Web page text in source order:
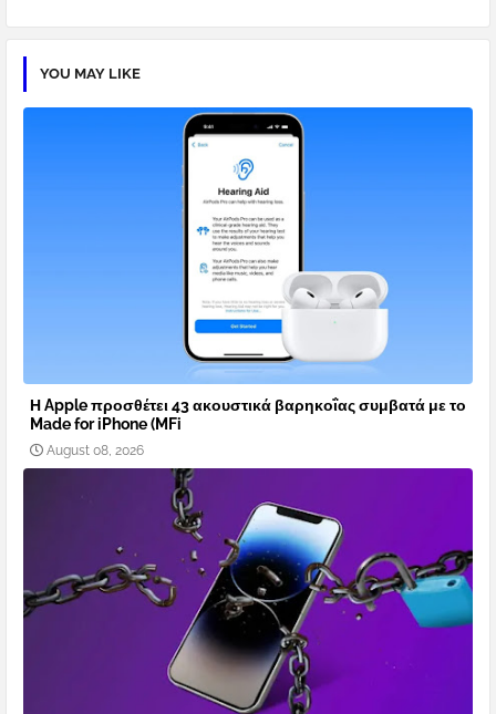
YOU MAY LIKE
Η Apple προσθέτει 43 ακουστικά βαρηκοΐας συμβατά με το
Made for iPhone (MFi
August 08, 2026